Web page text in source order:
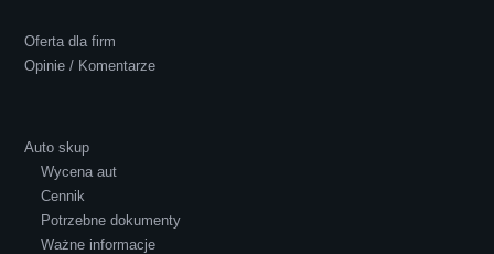
Oferta dla firm
Opinie / Komentarze
Auto skup
Wycena aut
Cennik
Potrzebne dokumenty
Ważne informacje